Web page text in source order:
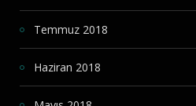
Temmuz 2018
Haziran 2018